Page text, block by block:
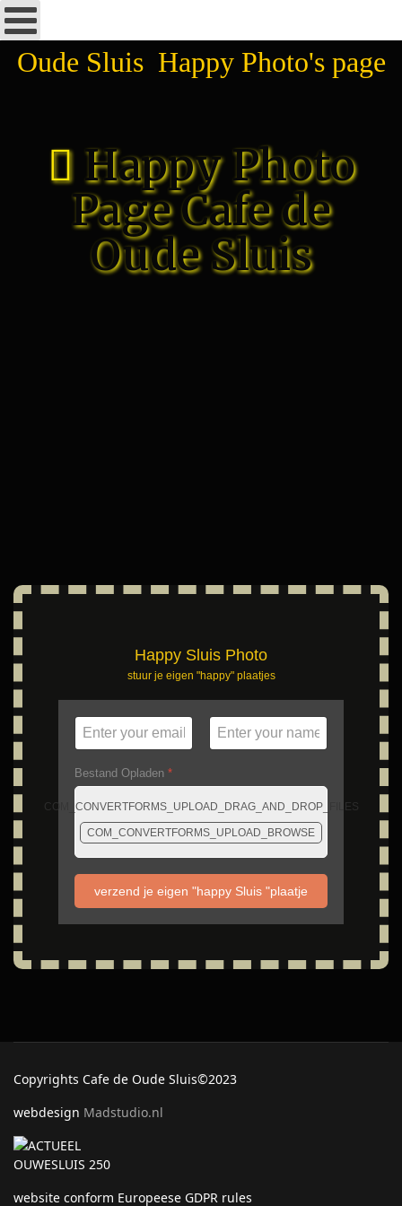
Oude Sluis Happy Photo's page
Happy Photo
Page Cafe de
Oude Sluis
Happy Sluis Photo
stuur je eigen "happy" plaatjes
Bestand Opladen *
COM_CONVERTFORMS_UPLOAD_DRAG_AND_DROP_FILES
COM_CONVERTFORMS_UPLOAD_BROWSE
verzend je eigen "happy Sluis "plaatje
Copyrights Cafe de Oude Sluis©2023
webdesign Madstudio.nl
website conform Europeese GDPR rules